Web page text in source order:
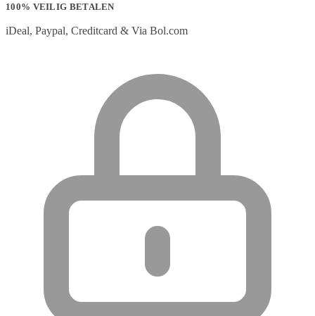
100% VEILIG BETALEN
iDeal, Paypal, Creditcard & Via Bol.com